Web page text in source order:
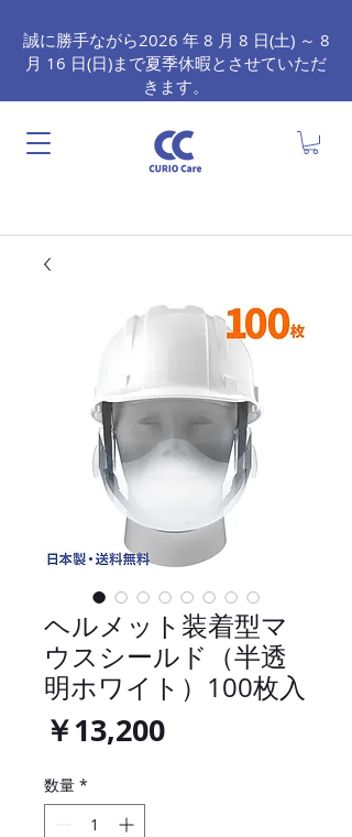
誠に勝手ながら2026 年 8 月 8 日(土) ～ 8
月 16 日(日)まで夏季休暇とさせていただ
きます。
ヘルメット装着型マ
ウスシールド（半透
明ホワイト）100枚入
￥13,200価
数量 *